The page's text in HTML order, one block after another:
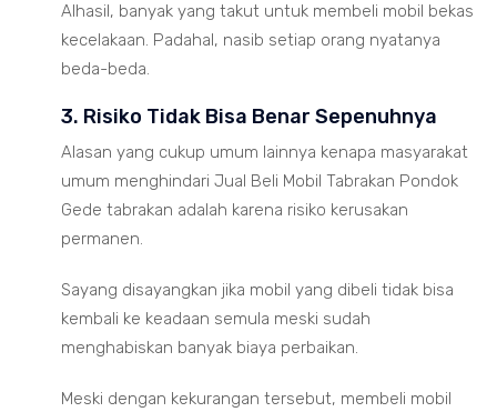
Alhasil, banyak yang takut untuk membeli mobil bekas
kecelakaan. Padahal, nasib setiap orang nyatanya
beda-beda.
3. Risiko Tidak Bisa Benar Sepenuhnya
Alasan yang cukup umum lainnya kenapa masyarakat
umum menghindari Jual Beli Mobil Tabrakan Pondok
Gede tabrakan adalah karena risiko kerusakan
permanen.
Sayang disayangkan jika mobil yang dibeli tidak bisa
kembali ke keadaan semula meski sudah
menghabiskan banyak biaya perbaikan.
Meski dengan kekurangan tersebut, membeli mobil